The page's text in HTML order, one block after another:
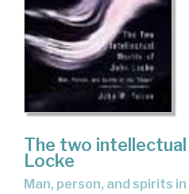
The two
Locke
man, person, and spirits